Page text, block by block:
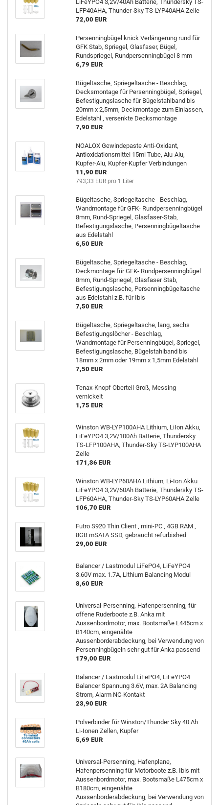
LiFeYPO4 3,2V/40Ah Batterie, Thundersky TS-
LFP40AHA, Thunder-Sky TS-LYP40AHA Zelle
72,00 EUR
Persenningbügel knick Verlängerung rund für
GFK Stab, Spriegel, Glasfaser, Bügel,
Rundspriegel, Rundpersenningbügel 8 mm
6,79 EUR
Bügeltasche, Spriegeltasche - Beschlag,
Decksmontage für Persenningbügel, Spriegel,
Befestigungslasche für Bügelstahlband bis
20mm x 2,5mm, Deckmontage zum Einlassen,
Edelstahl , versenkte Decksmontage
7,90 EUR
NOALOX Gewindepaste Anti-Oxidant,
Antioxidationsmittel 15ml Tube, Alu-Alu,
Kupfer-Alu, Kupfer-Kupfer Verbindungen
11,90 EUR
793,33 EUR pro 1 Liter
Bügeltasche, Spriegeltasche - Beschlag,
Wandmontage für GFK- Rundpersenningbügel
8mm, Rund-Spriegel, Glasfaser-Stab,
Befestigungslasche, Persenningbügeltasche
aus Edelstahl
6,50 EUR
Bügeltasche, Spriegeltasche - Beschlag,
Deckmontage für GFK- Rundpersenningbügel
8mm, Rund-Spriegel, Glasfaser Stab,
Befestigungslasche, Persenningbügeltasche
aus Edelstahl z.B. für Ibis
7,50 EUR
Bügeltasche, Spriegeltasche, lang, sechs
Befestigungslöcher - Beschlag,
Wandmontage für Persenningbügel, Spriegel,
Befestigungslasche, Bügelstahlband bis
18mm x 2mm oder 19mm x 1,5mm Edelstahl
7,50 EUR
Tenax-Knopf Oberteil Groß, Messing
vernickelt
1,75 EUR
Winston WB-LYP100AHA Lithium, LiIon Akku,
LiFeYPO4 3,2V/100Ah Batterie, Thundersky
TS-LFP100AHA, Thunder-Sky TS-LYP100AHA
Zelle
171,36 EUR
Winston WB-LYP60AHA Lithium, Li-Ion Akku
LiFeYPO4 3,2V/60Ah Batterie, Thundersky TS-
LFP60AHA, Thunder-Sky TS-LYP60AHA Zelle
106,70 EUR
Futro S920 Thin Client , mini-PC , 4GB RAM ,
8GB mSATA SSD, gebraucht refurbished
29,00 EUR
Balancer / Lastmodul LiFePO4, LiFeYPO4
3.60V max. 1.7A, Lithium Balancing Modul
8,60 EUR
Universal-Persenning, Hafenpersenning, für
offene Ruderboote z.B. Anka mit
Aussenbordmotor, max. Bootsmaße L445cm x
B140cm, eingenähte
Aussenborderabdeckung, bei Verwendung von
Persenningbügeln sehr gut für Anka passend
179,00 EUR
Balancer / Lastmodul LiFePO4, LiFeYPO4
Balancer Spannung 3.6V, max. 2A Balancing
Strom, Alarm NC-Kontakt
23,90 EUR
Polverbinder für Winston/Thunder Sky 40 Ah
Li-Ionen Zellen, Kupfer
5,69 EUR
Universal-Persenning, Hafenplane,
Hafenpersenning für Motorboote z.B. Ibis mit
Aussenbordmotor, max. Bootsmaße L475cm x
B180cm, eingenähte
Aussenborderabdeckung, bei Verwendung von